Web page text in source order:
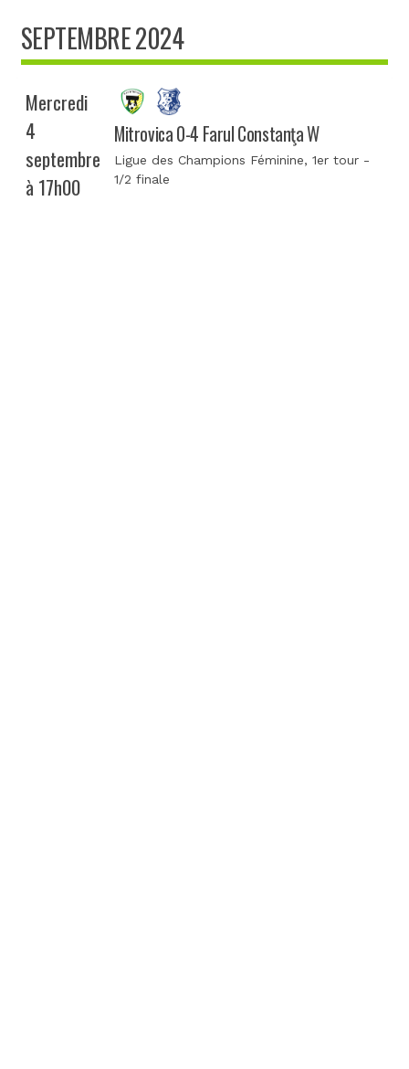
SEPTEMBRE 2024
Mercredi
4
septembre
à 17h00
Mitrovica 0-4 Farul Constanţa W
Ligue des Champions Féminine, 1er tour -
1/2 finale